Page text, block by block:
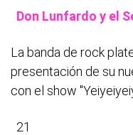
Don Lunfardo y el
La banda de rock
presentación de su
con el show
21